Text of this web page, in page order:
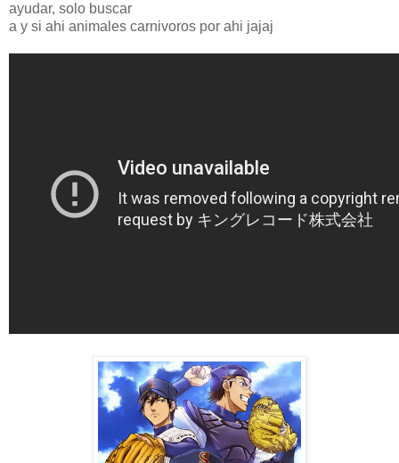
ayudar, solo buscar
a y si ahi animales carnivoros por ahi jajaj